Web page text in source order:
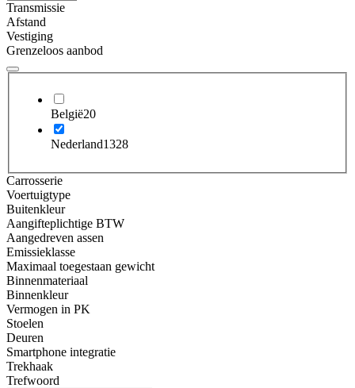
Transmissie
Afstand
Vestiging
Grenzeloos aanbod
België20
Nederland1328
Carrosserie
Voertuigtype
Buitenkleur
Aangifteplichtige BTW
Aangedreven assen
Emissieklasse
Maximaal toegestaan gewicht
Binnenmateriaal
Binnenkleur
Vermogen in PK
Stoelen
Deuren
Smartphone integratie
Trekhaak
Trefwoord